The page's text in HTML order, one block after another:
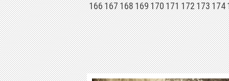
166167168169170171172173174